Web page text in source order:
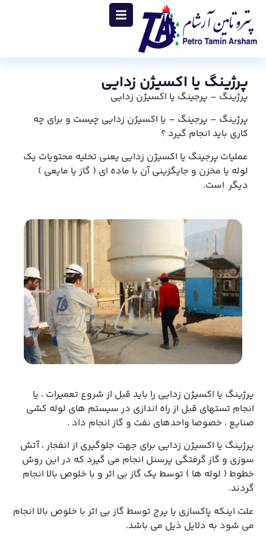
پرژینگ یا اکسیژن زدایی
پرژینگ – پرجینگ یا اکسیژن زدایی
پرژینگ – پرجینگ – یا اکسیژن زدایی چیست و برای چه
کاری باید انجام گیرد ؟
عملیات پرجینگ یا اکسیژن زدایی یعنی تخلیه محتویات یک
لوله یا مخزن و جایگزینی آن با ماده ای ( گاز یا مایعی )
دیگر است.
پرژینگ یا اکسیژن زدایی را باید قبل از شروع تعمیرات ، یا
انجام تستهای قبل از راه اندازی در سیستم های لوله کشی
صنایع ، خصوصا واحدهای نفت و گاز انجام داد .
پرژینگ یا اکسیژن زدایی برای جهت جلوگیری از انفجار ، آتش
سوزی و گاز گرفتگی پرسنل انجام می گیرد که در این روش
خطوط ( لوله ها ) توسط یک گاز بی اثر و با خلوص بالا انجام
گردند.
علت اینکه پاکسازی یا پرج توسط گاز بی اثر با خلوص بالا انجام
می شود به دلایل ذیل می باشد.